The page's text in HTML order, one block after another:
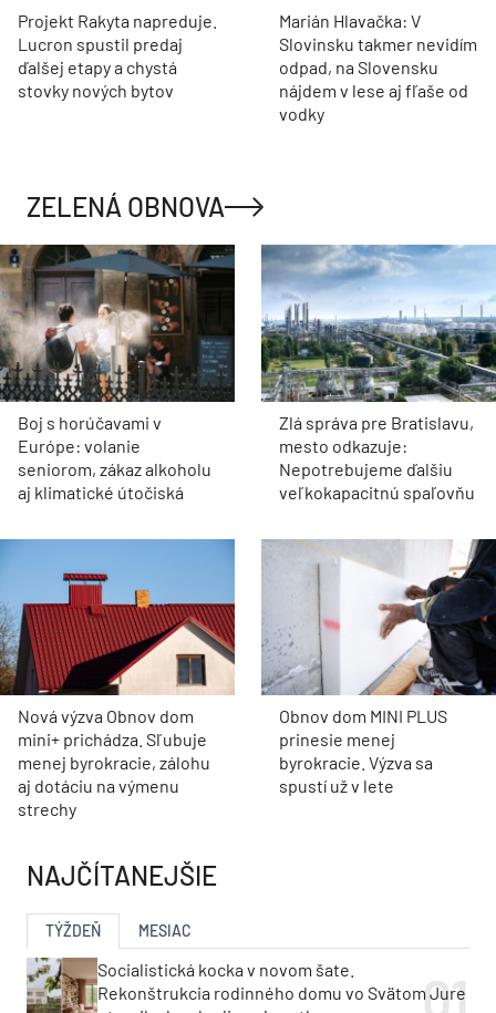
Projekt Rakyta napreduje.
Lucron spustil predaj
ďalšej etapy a chystá
stovky nových bytov
Marián Hlavačka: V
Slovinsku takmer nevidím
odpad, na Slovensku
nájdem v lese aj fľaše od
vodky
ZELENÁ OBNOVA
Boj s horúčavami v
Európe: volanie
seniorom, zákaz alkoholu
aj klimatické útočiská
Zlá správa pre Bratislavu,
mesto odkazuje:
Nepotrebujeme ďalšiu
veľkokapacitnú spaľovňu
Nová výzva Obnov dom
mini+ prichádza. Sľubuje
menej byrokracie, zálohu
aj dotáciu na výmenu
strechy
Obnov dom MINI PLUS
prinesie menej
byrokracie. Výzva sa
spustí už v lete
NAJČÍTANEJŠIE
TÝŽDEŇ MESIAC
Socialistická kocka v novom šate.
Rekonštrukcia rodinného domu vo Svätom Jure